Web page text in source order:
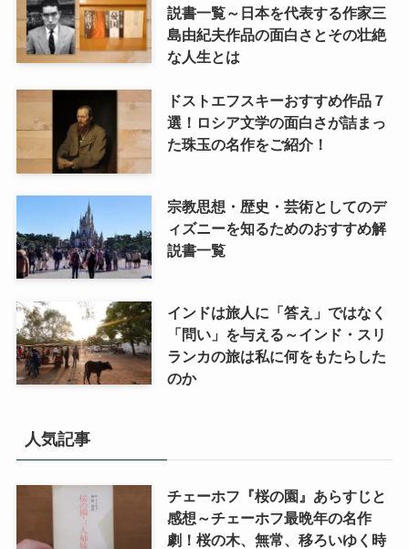
説書一覧～日本を代表する作家三
島由紀夫作品の面白さとその壮絶
な人生とは
ドストエフスキーおすすめ作品７
選！ロシア文学の面白さが詰まっ
た珠玉の名作をご紹介！
宗教思想・歴史・芸術としてのデ
ィズニーを知るためのおすすめ解
説書一覧
インドは旅人に「答え」ではなく
「問い」を与える～インド・スリ
ランカの旅は私に何をもたらした
のか
人気記事
チェーホフ『桜の園』あらすじと
感想～チェーホフ最晩年の名作
劇！桜の木、無常、移ろいゆく時